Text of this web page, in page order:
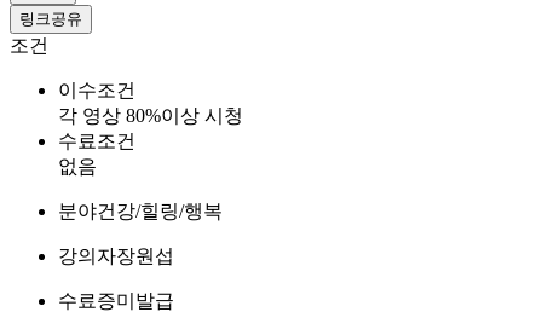
링크공유
조건
이수조건
각 영상 80%이상 시청
수료조건
없음
분야건강/힐링/행복
강의자장원섭
수료증미발급